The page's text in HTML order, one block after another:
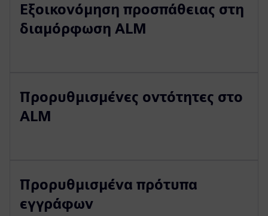
Εξοικονόμηση προσπάθειας στη
διαμόρφωση ALM
Προρυθμισμένες οντότητες στο
ALM
Προρυθμισμένα πρότυπα
εγγράφων